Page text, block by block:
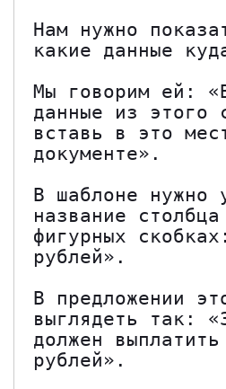
Нам нужно
какие данные
Мы говорим ей:
данные из этого
вставь в это
документе».
В шаблоне нужно
название
фигурных
рублей».
В предложении
выглядеть так:
должен
рублей».